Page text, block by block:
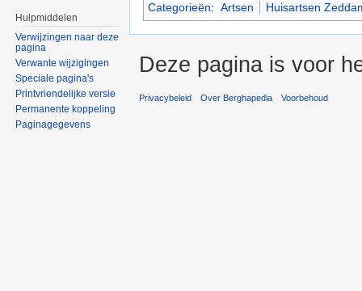
Categorieën: Artsen Huisartsen
Hulpmiddelen
Verwijzingen naar deze
pagina
Verwante wijzigingen
Speciale pagina's
Printvriendelijke versie
Permanente koppeling
Paginagegevens
Deze pagina is voor
Privacybeleid Over Berghapedia Voorbehoud